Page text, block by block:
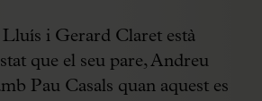
i Gerard Claret està
que el seu pare, Andreu
Pau Casals quan aquest es